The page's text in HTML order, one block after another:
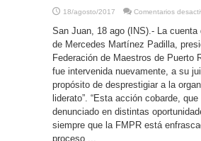
18/agosto/2017 Comentarios
San Juan, 18 ago (INS).- La cuenta
de Mercedes Martínez Padilla,
Federación de Maestros de Puerto
fue intervenida nuevamente, a su
propósito de desprestigiar a la
liderato”. “Esta acción cobarde, que
denunciado en distintas
siempre que la FMPR está
proceso ...